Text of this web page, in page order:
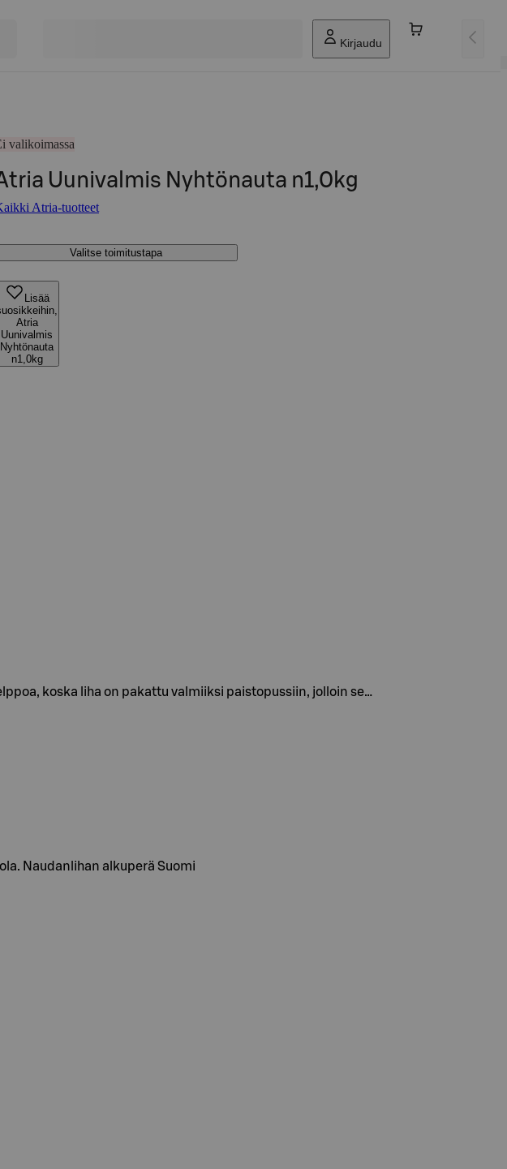
Kirjaudu
valikoimassa
Uunivalmis Nyhtönauta n1,0kg
Atria-tuotteet
Valitse toimitustapa
Lisää
Atria
Uunivalmis
Nyhtönauta
n1,0kg
koska liha on pakattu valmiiksi paistopussiin, jolloin se…
Naudanlihan alkuperä Suomi